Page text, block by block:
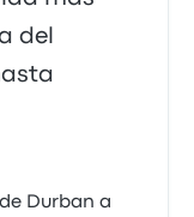
del
Durban a